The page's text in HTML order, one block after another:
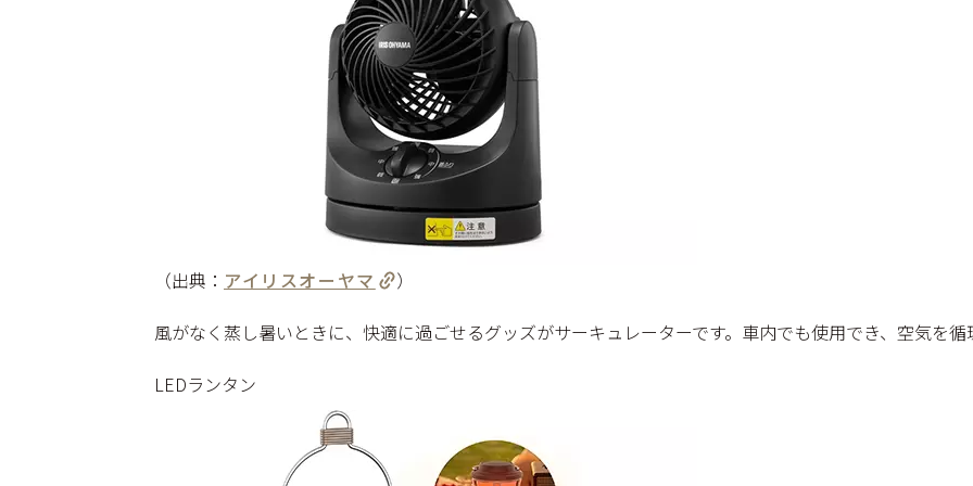
（出典： アイリスオーヤマ
）
風がなく蒸し暑いときに、快適に過ごせるグッズがサーキュレーターです。車内でも使用でき、空気を循
LEDランタン